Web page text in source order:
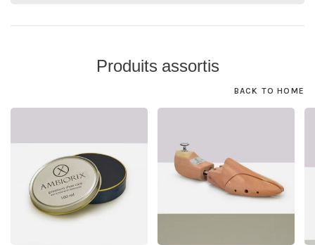
Produits assortis
BACK TO HOME